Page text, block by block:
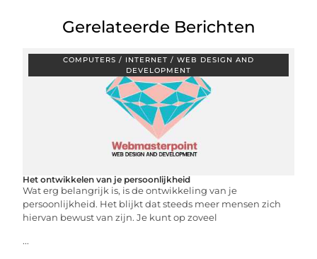
Gerelateerde Berichten
COMPUTERS / INTERNET / WEB DESIGN AND
DEVELOPMENT
Het ontwikkelen van je persoonlijkheid
Wat erg belangrijk is, is de ontwikkeling van je
persoonlijkheid. Het blijkt dat steeds meer mensen zich
hiervan bewust van zijn. Je kunt op zoveel
...